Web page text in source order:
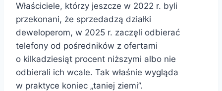
Właściciele, którzy jeszcze w 2022 r. byli
przekonani, że sprzedadzą działki
deweloperom, w 2025 r. zaczęli odbierać
telefony od pośredników z ofertami
o kilkadziesiąt procent niższymi albo nie
odbierali ich wcale. Tak właśnie wygląda
w praktyce koniec „taniej ziemi”.